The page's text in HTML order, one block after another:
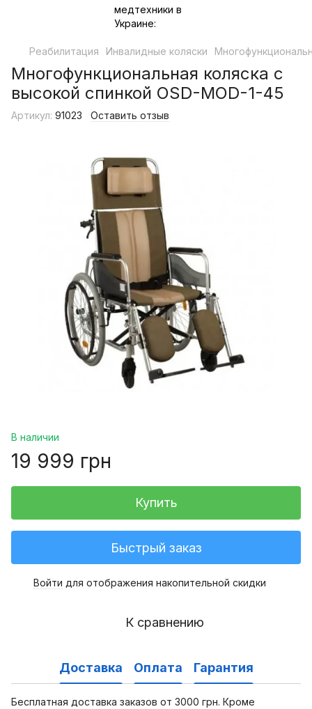
Реабилитация Инвалидные коляски
Многофункциональная коляска с
высокой спинкой OSD-MOD-1-45
Артикул: 91023 Оставить отзыв
В наличии
19 999 грн
Купить
Быстрый заказ
Войти для отображения накопительной скидки
К сравнению
Доставка Оплата Гарантия
Бесплатная доставка заказов от 3000 грн. Кроме